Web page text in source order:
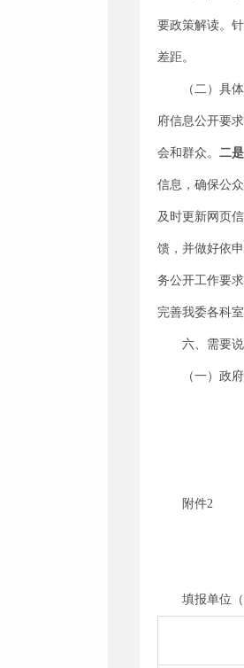
要政策解读。
差距。
（二）具
府信息公开要
会和群众。 二是
信息，确保公
及时更新网页
馈，并做好依
务公开工作要
完善我委各科
六、需要
（一）政
附件2
填报单位